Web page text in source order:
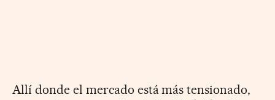
Allí donde el mercado está más tensionado,